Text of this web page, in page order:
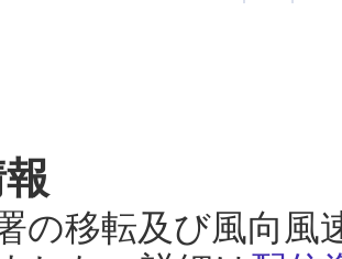
の移転及び風向風